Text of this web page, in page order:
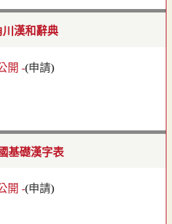
川漢和辭典
開 -(申請)
基礎漢字表
開 -(申請)